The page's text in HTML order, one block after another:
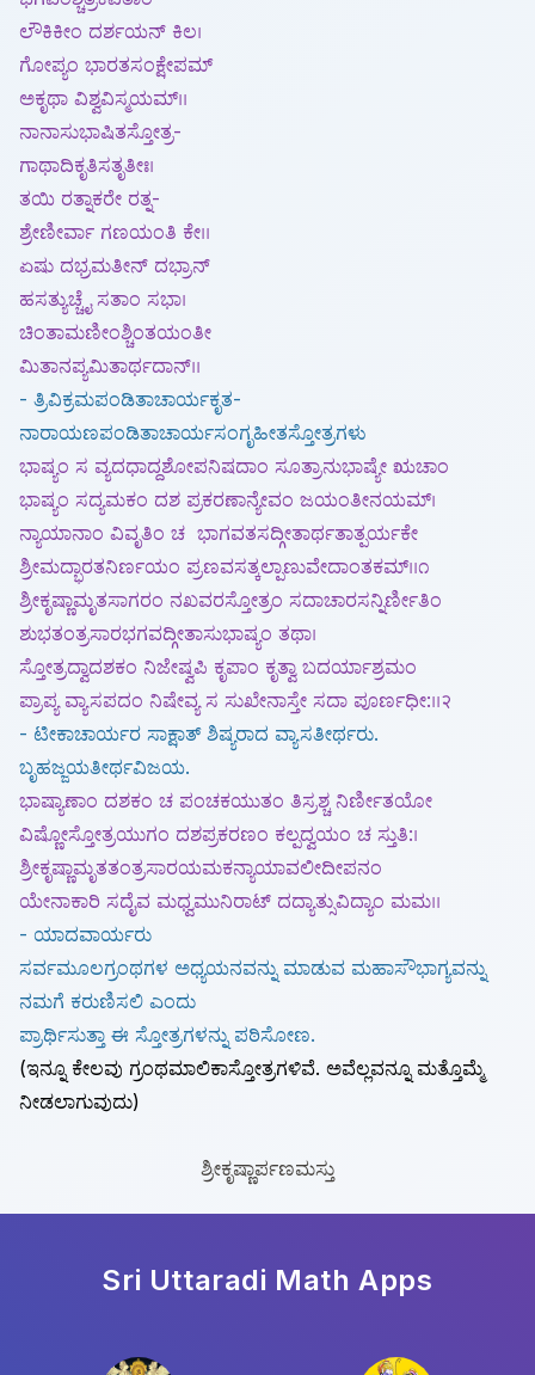
ಲೌಕಿಕೀಂ ದರ್ಶಯನ್ ಕಿಲ।
ಗೋಪ್ಯಂ ಭಾರತಸಂಕ್ಷೇಪಮ್
ಅಕೃಥಾ ವಿಶ್ವವಿಸ್ಮಯಮ್।।
ನಾನಾಸುಭಾಷಿತಸ್ತೋತ್ರ-
ಗಾಥಾದಿಕೃತಿಸತೃತೀಃ।
ತಯಿ ರತ್ನಾಕರೇ ರತ್ನ-
ಶ್ರೇಣೀರ್ವಾ ಗಣಯಂತಿ ಕೇ।।
ಏಷು ದಭ್ರಮತೀನ್ ದಭ್ರಾನ್
ಹಸತ್ಯುಚ್ಚೈ ಸತಾಂ ಸಭಾ।
ಚಿಂತಾಮಣೀಂಶ್ಚಿಂತಯಂತೀ
ಮಿತಾನಪ್ಯಮಿತಾರ್ಥದಾನ್।।
- ತ್ರಿವಿಕ್ರಮಪಂಡಿತಾಚಾರ್ಯಕೃತ-
ನಾರಾಯಣಪಂಡಿತಾಚಾರ್ಯಸಂಗೃಹೀತಸ್ತೋತ್ರಗಳು
ಭಾಷ್ಯಂ ಸ ವ್ಯದಧಾದ್ದಶೋಪನಿಷದಾಂ ಸೂತ್ರಾನುಭಾಷ್ಯೇ ಋಚಾಂ
ಭಾಷ್ಯಂ ಸದ್ಯಮಕಂ ದಶ ಪ್ರಕರಣಾನ್ಯೇವಂ ಜಯಂತೀನಯಮ್।
ನ್ಯಾಯಾನಾಂ ವಿವೃತಿಂ ಚ ಭಾಗವತಸದ್ಗೀತಾರ್ಥತಾತ್ಪರ್ಯಕೇ
ಶ್ರೀಮದ್ಭಾರತನಿರ್ಣಯಂ ಪ್ರಣವಸತ್ಕಲ್ಪಾಣುವೇದಾಂತಕಮ್।।೧
ಶ್ರೀಕೃಷ್ಣಾಮೃತಸಾಗರಂ ನಖವರಸ್ತೋತ್ರಂ ಸದಾಚಾರಸನ್ನಿರ್ಣೀತಿಂ
ಶುಭತಂತ್ರಸಾರಭಗವದ್ಗೀತಾಸುಭಾಷ್ಯಂ ತಥಾ।
ಸ್ತೋತ್ರದ್ವಾದಶಕಂ ನಿಜೇಷ್ವಪಿ ಕೃಪಾಂ ಕೃತ್ವಾ ಬದರ್ಯಾಶ್ರಮಂ
ಪ್ರಾಪ್ಯ ವ್ಯಾಸಪದಂ ನಿಷೇವ್ಯ ಸ ಸುಖೇನಾಸ್ತೇ ಸದಾ ಪೂರ್ಣಧೀ:।।२
- ಟೀಕಾಚಾರ್ಯರ ಸಾಕ್ಷಾತ್ ಶಿಷ್ಯರಾದ ವ್ಯಾಸತೀರ್ಥರು.
ಬೃಹಜ್ಜಯತೀರ್ಥವಿಜಯ.
ಭಾಷ್ಯಾಣಾಂ ದಶಕಂ ಚ ಪಂಚಕಯುತಂ ತಿಸ್ರಶ್ಚ ನಿರ್ಣೀತಯೋ
ವಿಷ್ಣೋಸ್ತೋತ್ರಯುಗಂ ದಶಪ್ರಕರಣಂ ಕಲ್ಪದ್ವಯಂ ಚ ಸ್ತುತಿ:।
ಶ್ರೀಕೃಷ್ಣಾಮೃತತಂತ್ರಸಾರಯಮಕನ್ಯಾಯಾವಲೀದೀಪನಂ
ಯೇನಾಕಾರಿ ಸದೈವ ಮಧ್ವಮುನಿರಾಟ್ ದದ್ಯಾತ್ಸುವಿದ್ಯಾಂ ಮಮ।।
- ಯಾದವಾರ್ಯರು
ಸರ್ವಮೂಲಗ್ರಂಥಗಳ ಅಧ್ಯಯನವನ್ನು ಮಾಡುವ ಮಹಾಸೌಭಾಗ್ಯವನ್ನು
ನಮಗೆ ಕರುಣಿಸಲಿ ಎಂದು
ಪ್ರಾರ್ಥಿಸುತ್ತಾ ಈ ಸ್ತೋತ್ರಗಳನ್ನು ಪಠಿಸೋಣ.
(ಇನ್ನೂ ಕೇಲವು ಗ್ರಂಥಮಾಲಿಕಾಸ್ತೋತ್ರಗಳಿವೆ. ಅವೆಲ್ಲವನ್ನೂ ಮತ್ತೊಮ್ಮೆ
ನೀಡಲಾಗುವುದು)
ಶ್ರೀಕೃಷ್ಣಾರ್ಪಣಮಸ್ತು
Sri Uttaradi Math Apps